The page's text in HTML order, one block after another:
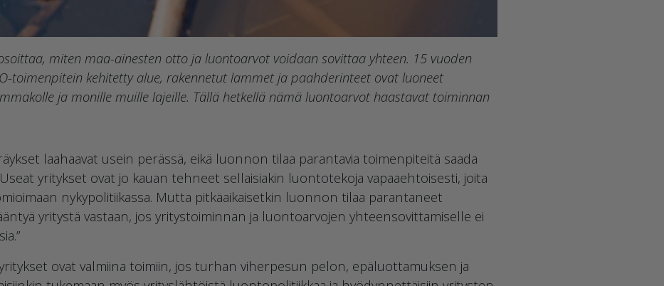
miten maa-ainesten otto ja luontoarvot voidaan sovittaa yhteen. 15 vuoden
toimenpitein kehitetty alue, rakennetut lammet ja paahderinteet ovat luoneet
ja monille muille lajeille. Tällä hetkellä nämä luontoarvot haastavat toiminnan
laahaavat usein perässä, eikä luonnon tilaa parantavia toimenpiteitä saada
yritykset ovat jo kauan tehneet sellaisiakin luontotekoja vapaaehtoisesti, joita
nykypolitiikassa. Mutta pitkäaikaisetkin luonnon tilaa parantaneet
yritystä vastaan, jos yritystoiminnan ja luontoarvojen yhteensovittamiselle ei
ovat valmiina toimiin, jos turhan viherpesun pelon, epäluottamuksen ja